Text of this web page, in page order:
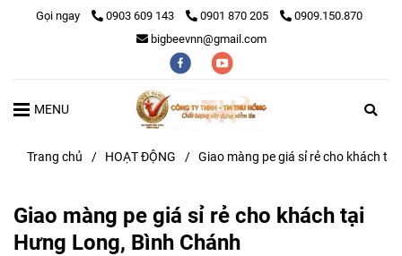
Gọi ngay 0903 609 143 0901 870 205
0909.150.870
bigbeevnn@gmail.com
MENU
Trang chủ / HOẠT ĐỘNG / Giao màng pe giá sỉ rẻ cho khách
Giao màng pe giá sỉ rẻ cho khách tại
Hưng Long, Bình Chánh